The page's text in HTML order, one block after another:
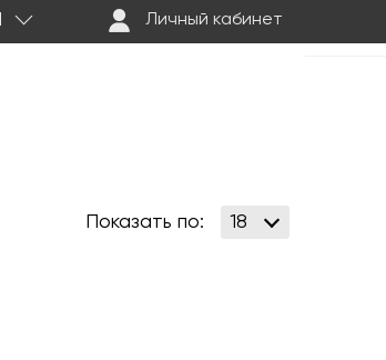
Личный кабинет
Показать по: